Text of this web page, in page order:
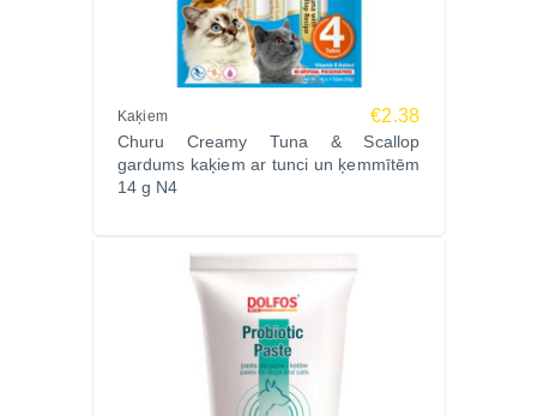
Kaķiem €2.38
Churu Creamy Tuna & Scallop
gardums kaķiem ar tunci un ķemmītēm
14 g N4